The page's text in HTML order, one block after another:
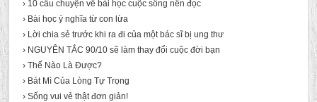
› 10 câu chuyện về bài học cuộc sống nên đọc
› Bài học ý nghĩa từ con lừa
› Lời chia sẻ trước khi ra đi của một bác sĩ bị ung thư
› NGUYÊN TẮC 90/10 sẽ làm thay đổi cuộc đời bạn
› Thế Nào Là Được?
› Bát Mì Của Lòng Tự Trọng
› Sống vui vẻ thật đơn giản!